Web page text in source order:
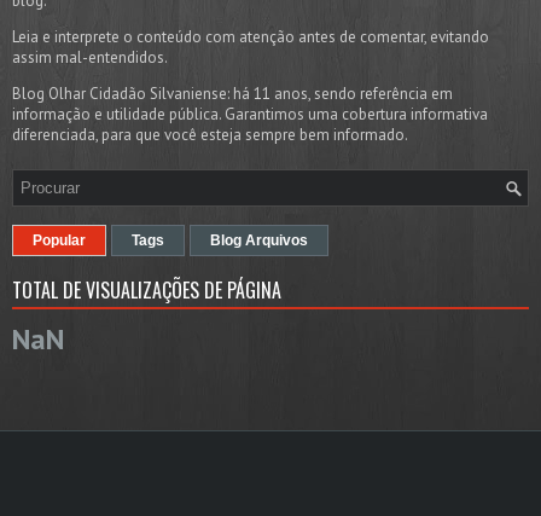
Leia e interprete o conteúdo com atenção antes de comentar, evitando
assim mal-entendidos.
Blog Olhar Cidadão Silvaniense: há 11 anos, sendo referência em
informação e utilidade pública. Garantimos uma cobertura informativa
diferenciada, para que você esteja sempre bem informado.
Popular Tags Blog Arquivos
TOTAL DE VISUALIZAÇÕES DE PÁGINA
NaN